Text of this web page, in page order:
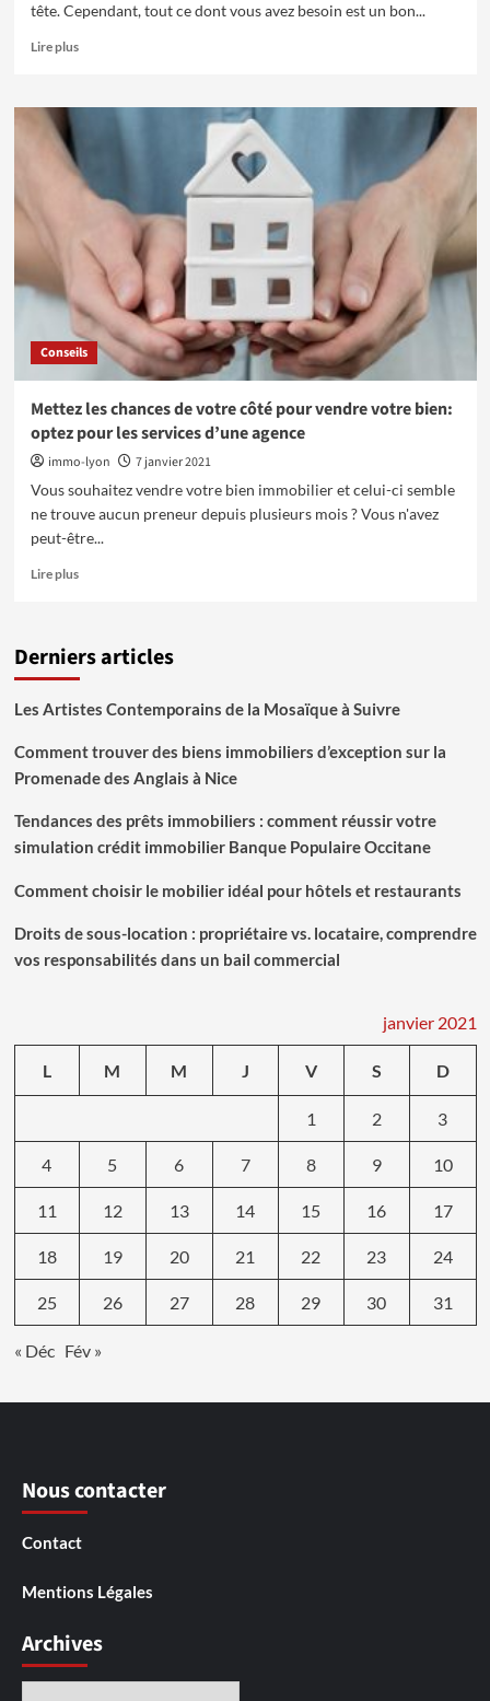
tête. Cependant, tout ce dont vous avez besoin est un bon...
Lire plusEn
sur
pratiques
pour
trouver
appartement
Paris
Conseils
Mettez les chances de votre côté pour vendre votre bien:
optez pour les services d’une agence
immo-lyon
7 janvier 2021
Vous souhaitez vendre votre bien immobilier et celui-ci semble
ne trouve aucun preneur depuis plusieurs mois ? Vous n'avez
peut-être...
Lire plusEn
Mettez
les
de
côté
pour
votre
bien:
pour
d’une
agence
Derniers articles
Les Artistes Contemporains de la Mosaïque à Suivre
Comment trouver des biens immobiliers d’exception sur la
Promenade des Anglais à Nice
Tendances des prêts immobiliers : comment réussir votre
simulation crédit immobilier Banque Populaire Occitane
Comment choisir le mobilier idéal pour hôtels et restaurants
Droits de sous-location : propriétaire vs. locataire, comprendre
vos responsabilités dans un bail commercial
janvier 2021
L M M J V S D
1 2 3
4 5 6 7 8 9 10
11 12 13 14 15 16 17
18 19 20 21 22 23 24
25 26 27 28 29 30 31
« Déc Fév »
Nous contacter
Contact
Mentions Légales
Archives